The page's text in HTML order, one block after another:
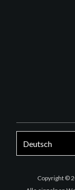
Copyright ©